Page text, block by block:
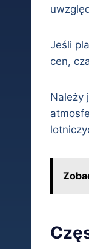
Jeśli
cen,
Należy